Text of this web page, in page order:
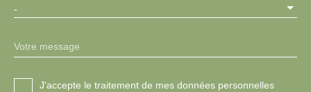
-
Votre message
J'accepte le traitement de mes données personnelles